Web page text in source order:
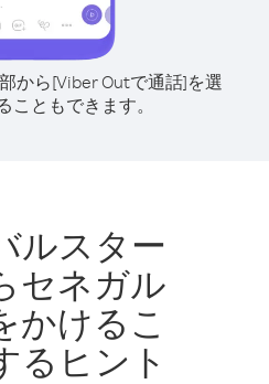
から[Viber Outで通話]を選
こともできます。
ルスター
セネガル
かけるこ
るヒント